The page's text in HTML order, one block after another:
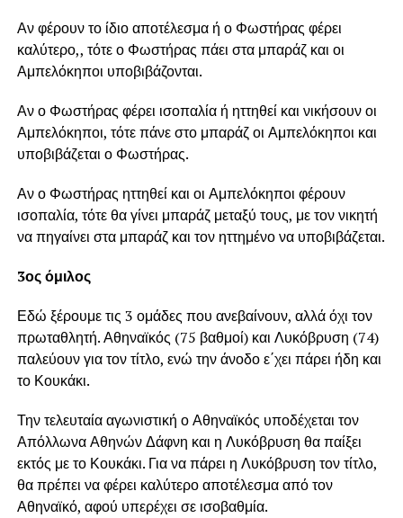
Αν φέρουν το ίδιο αποτέλεσμα ή ο Φωστήρας φέρει
καλύτερο,, τότε ο Φωστήρας πάει στα μπαράζ και οι
Αμπελόκηποι υποβιβάζονται.
Αν ο Φωστήρας φέρει ισοπαλία ή ηττηθεί και νικήσουν οι
Αμπελόκηποι, τότε πάνε στο μπαράζ οι Αμπελόκηποι και
υποβιβάζεται ο Φωστήρας.
Αν ο Φωστήρας ηττηθεί και οι Αμπελόκηποι φέρουν
ισοπαλία, τότε θα γίνει μπαράζ μεταξύ τους, με τον νικητή
να πηγαίνει στα μπαράζ και τον ηττημένο να υποβιβάζεται.
3ος όμιλος
Εδώ ξέρουμε τις 3 ομάδες που ανεβαίνουν, αλλά όχι τον
πρωταθλητή. Αθηναϊκός (75 βαθμοί) και Λυκόβρυση (74)
παλεύουν για τον τίτλο, ενώ την άνοδο ε΄χει πάρει ήδη και
το Κουκάκι.
Την τελευταία αγωνιστική ο Αθηναϊκός υποδέχεται τον
Απόλλωνα Αθηνών Δάφνη και η Λυκόβρυση θα παίξει
εκτός με το Κουκάκι. Για να πάρει η Λυκόβρυση τον τίτλο,
θα πρέπει να φέρει καλύτερο αποτέλεσμα από τον
Αθηναϊκό, αφού υπερέχει σε ισοβαθμία.